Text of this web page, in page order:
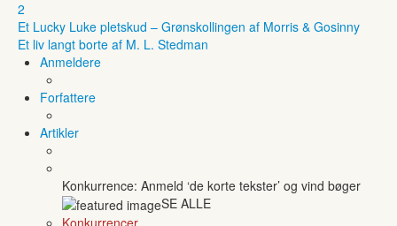
2
Et Lucky Luke pletskud – Grønskollingen af Morris & Gosinny
Et liv langt borte af M. L. Stedman
Anmeldere
Forfattere
Artikler
Konkurrence: Anmeld ‘de korte tekster’ og vind bøger
SE ALLE